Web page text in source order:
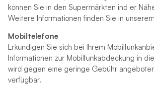
können Sie in den Supermärkten ind er
Weitere Informationen finden Sie in unserem
Mobiltelefone
Erkundigen Sie sich bei Ihrem
Informationen zur Mobilfunkabdeckung in
wird gegen eine geringe Gebühr
verfügbar.